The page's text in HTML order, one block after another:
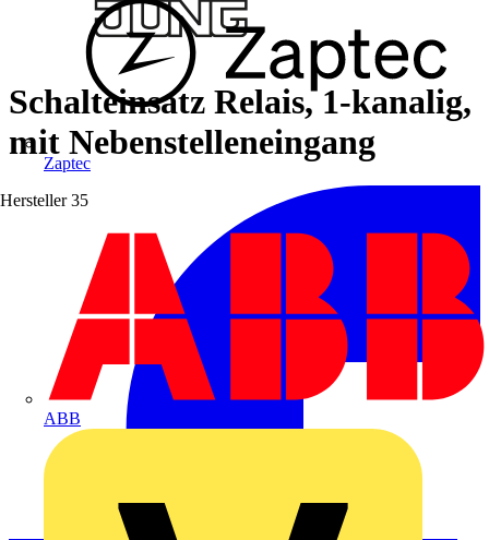
Zaptec
Hersteller 35
ABB
Schalteinsatz Relais, 1-kanalig,
mit Nebenstelleneingang